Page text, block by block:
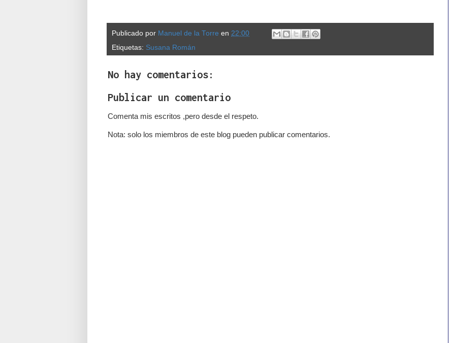
Publicado por Manuel de la Torre en 22:00
Etiquetas: Susana Román
No hay comentarios:
Publicar un comentario
Comenta mis escritos ,pero desde el respeto.
Nota: solo los miembros de este blog pueden publicar comentarios.